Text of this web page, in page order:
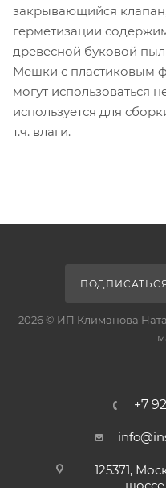
закрывающийся
герметизации
древесной буковой
Мешки с пластиковым
могут использоваться
используется для
т.ч. влаги.
2026 © ИП Климанова
+7
125371,